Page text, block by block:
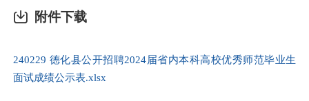
附件下载
240229 德化县公开招聘2024届省内本科高校优秀师范毕业生
面试成绩公示表.xlsx